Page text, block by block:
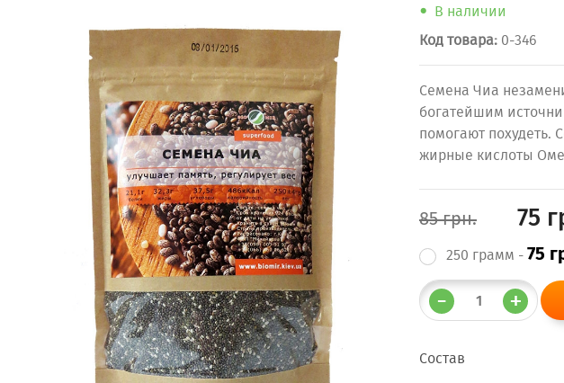
Ростки ячменя (барлейграсс)
Моринга
Асаи
Ацерола
Хлорелла
Псиллиум
Спирулина
Ягоды годжи
Киноа
Чиа
Суперфуды Bio
Шпинат
Лукума
Мака перуанская
Растительный протеин
Органические продукты (прочее)
Макаронные изделия без глютена
Зерно для проращивания
Хлопья
Мука, солод, крохмал
Клетчатка, шрот
В наличии
Код товара: 0-346
Семена Чиа
богатейшим
помогают
жирные кислоты
85 грн. 75
250 грамм -75
Состав